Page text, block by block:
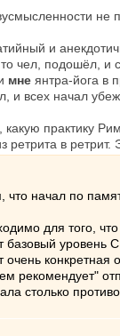
и
то чел, подошёл, и
мне янтра-йога в
и всех начал
практику
ретрита в ретрит.
начал по
для того,
уровень
очень
рекомендует"
столько